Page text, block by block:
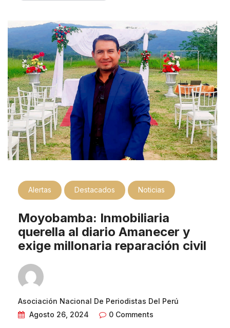
Alertas Destacados Noticias
Moyobamba: Inmobiliaria
querella al diario Amanecer y
exige millonaria reparación civil
Asociación Nacional De Periodistas Del Perú
Agosto 26, 2024
0 Comments